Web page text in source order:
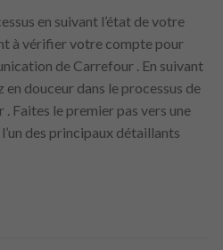
en suivant l’état de votre
à vérifier votre compte pour
de Carrefour . En suivant
en douceur dans le processus de
Faites le premier pas vers une
des principaux détaillants